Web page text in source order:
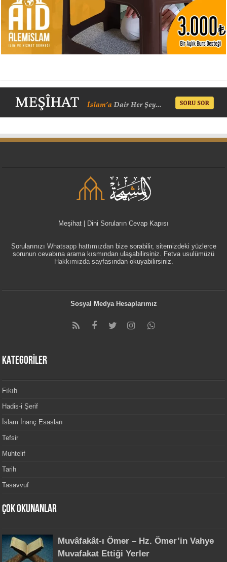
Meşihat | Dini Soruların Cevap Kapısı
Sorularınızı Whatsapp hattımızdanbize sorabilir, sitemizdeki yüzlerce
sorunun cevabına arama kısmından ulaşabilirsiniz. Fetva usulümüzü
Hakkımızdasayfasından okuyabilirsiniz.
Sosyal Medya Hesaplarımız
KATEGORİLER
Fıkıh
Hadis-i Şerif
İslam İnanç Esasları
Tefsir
Muhtelif
Tarih
Tasavvuf
Çok Okunanlar
Muvâfakât-ı Ömer – Hz. Ömer’in Vahye
Muvafakat Ettiği Yerler